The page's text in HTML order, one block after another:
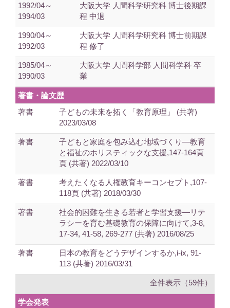
1992/04～
1994/03
大阪大学 人間科学研究科 博士後期課
程 中退
1990/04～
1992/03
大阪大学 人間科学研究科 博士前期課
程 修了
1985/04～
1990/03
大阪大学 人間科学部 人間科学科 卒
業
著書・論文歴
著書
子どもの未来を拓く「教育原理」 (共著)
2023/03/08
著書
子どもと家庭を包み込む地域づくり―教育
と福祉のホリスティックな支援,147-164頁
頁 (共著) 2022/03/10
著書
考えたくなる人権教育キーコンセプト,107-
118頁 (共著) 2018/03/30
著書
社会的困難を生きる若者と学習支援―リテ
ラシーを育む基礎教育の保障に向けて,3-8,
17-34, 41-58, 269-277 (共著) 2016/08/25
著書
日本の教育をどうデザインするか,i-ix, 91-
113 (共著) 2016/03/31
全件表示（59件）
学会発表